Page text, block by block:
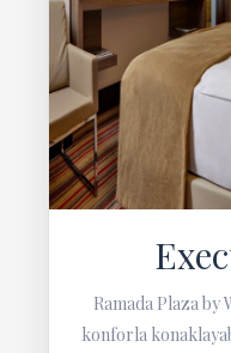
Ramada Plaza
konforla